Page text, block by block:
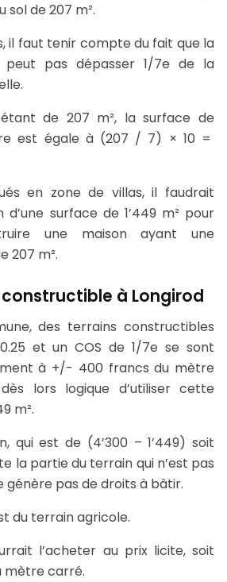
sol de 207 m².
il faut tenir compte du fait que la
pas dépasser 1/7e de la
de 207 m², la surface de
est égale à (207 / 7) × 10 =
en zone de villas, il faudrait
surface de 1’449 m² pour
une maison ayant une
207 m².
à Longirod
des terrains constructibles
et un COS de 1/7e se sont
à +/- 400 francs du mètre
lors logique d’utiliser cette
m².
qui est de (4’300 – 1’449) soit
la partie du terrain qui n’est pas
pas de droits à bâtir.
du terrain agricole.
l’acheter au prix licite, soit
mètre carré.